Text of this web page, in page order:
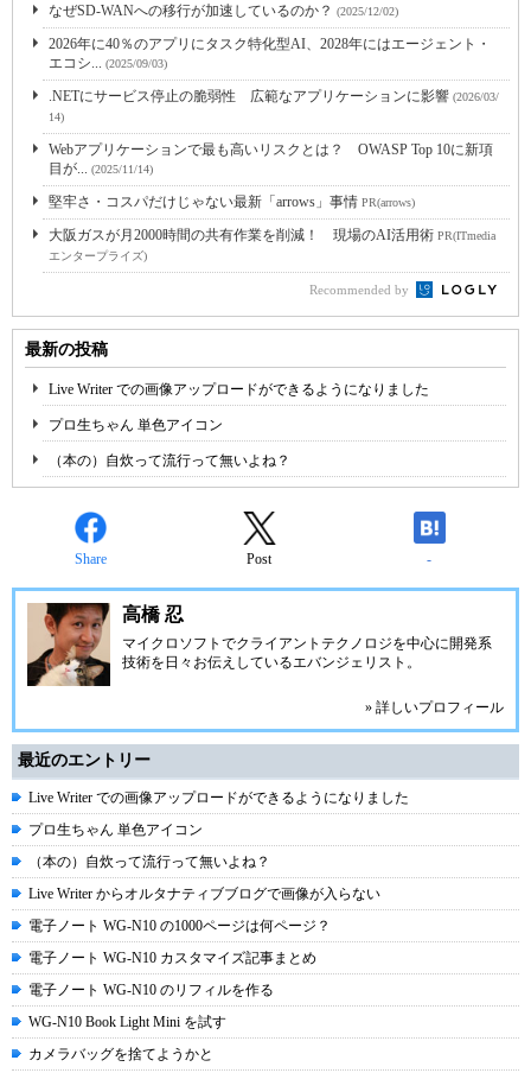
なぜSD-WANへの移行が加速しているのか？ (2025/12/02)
2026年に40％のアプリにタスク特化型AI、2028年にはエージェント・
エコシ...
(2025/09/03)
.NETにサービス停止の脆弱性 広範なアプリケーションに影響 (2026/03/
14)
Webアプリケーションで最も高いリスクとは？ OWASP Top 10に新項
目が...
(2025/11/14)
堅牢さ・コスパだけじゃない最新「arrows」事情 PR(arrows)
大阪ガスが月2000時間の共有作業を削減！ 現場のAI活用術 PR(ITmedia
エンタープライズ)
Recommended by
最新の投稿
Live Writer での画像アップロードができるようになりました
プロ生ちゃん 単色アイコン
（本の）自炊って流行って無いよね？
Share Post -
高橋 忍
マイクロソフトでクライアントテクノロジを中心に開発系
技術を日々お伝えしているエバンジェリスト。
» 詳しいプロフィール
最近のエントリー
Live Writer での画像アップロードができるようになりました
プロ生ちゃん 単色アイコン
（本の）自炊って流行って無いよね？
Live Writer からオルタナティブブログで画像が入らない
電子ノート WG-N10 の1000ページは何ページ？
電子ノート WG-N10 カスタマイズ記事まとめ
電子ノート WG-N10 のリフィルを作る
WG-N10 Book Light Mini を試す
カメラバッグを捨てようかと